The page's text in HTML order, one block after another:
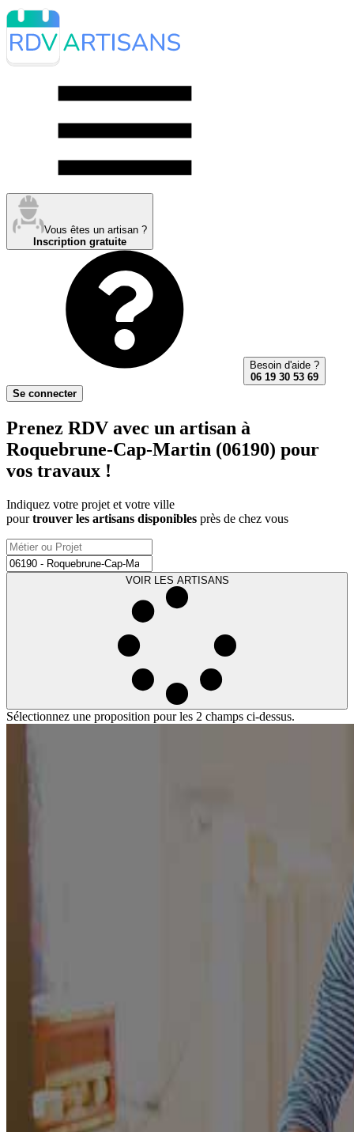
Vous êtes un artisan ?
Inscription gratuite
Besoin d'aide ?
06 19 30 53 69
Se connecter
Prenez RDV avec un artisan à
Roquebrune-Cap-Martin (06190) pour
vos travaux !
Indiquez votre projet et votre ville
pourtrouver les artisans disponibles près de chez vous
Sélectionnez une proposition pour les 2 champs ci-dessus.